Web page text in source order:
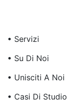
• Servizi
• Su Di Noi
• Unisciti A Noi
• Casi Di Studio